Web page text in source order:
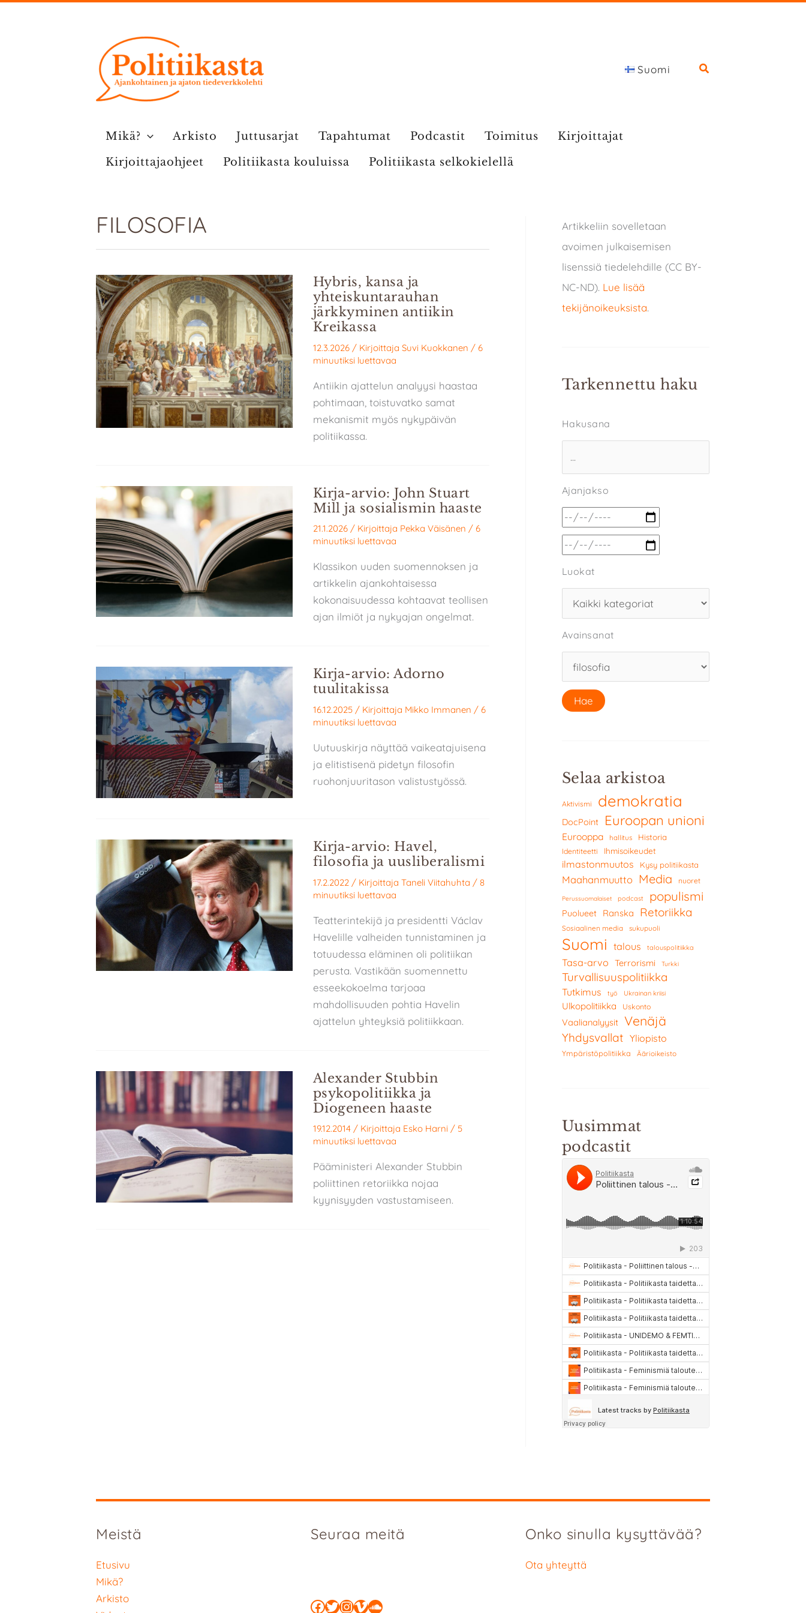
Suomi
Mikä? Arkisto Juttusarjat Tapahtumat Podcastit Toimitus
Kirjoittajat
Kirjoittajaohjeet
Politiikasta kouluissa Politiikasta selkokielellä
FILOSOFIA
Hybris, kansa ja
yhteiskuntarauhan
järkkyminen antiikin
Kreikassa
12.3.2026 / Kirjoittaja Suvi Kuokkanen / 6
minuutiksi luettavaa
Antiikin ajattelun analyysi haastaa
pohtimaan, toistuvatko samat
mekanismit myös nykypäivän
politiikassa.
Kirja-arvio: John Stuart
Mill ja sosialismin haaste
21.1.2026 / Kirjoittaja Pekka Väisänen / 6
minuutiksi luettavaa
Klassikon uuden suomennoksen ja
artikkelin ajankohtaisessa
kokonaisuudessa kohtaavat teollisen
ajan ilmiöt ja nykyajan ongelmat.
Kirja-arvio: Adorno
tuulitakissa
16.12.2025 / Kirjoittaja Mikko Immanen / 6
minuutiksi luettavaa
Uutuuskirja näyttää vaikeatajuisena
ja elitistisenä pidetyn filosofin
ruohonjuuritason valistustyössä.
Kirja-arvio: Havel,
filosofia ja uusliberalismi
17.2.2022 / Kirjoittaja Taneli Viitahuhta / 8
minuutiksi luettavaa
Teatterintekijä ja presidentti Václav
Havelille valheiden tunnistaminen ja
totuudessa eläminen oli politiikan
perusta. Vastikään suomennettu
esseekokoelma tarjoaa
mahdollisuuden pohtia Havelin
ajattelun yhteyksiä politiikkaan.
Alexander Stubbin
psykopolitiikka ja
Diogeneen haaste
19.12.2014 / Kirjoittaja Esko Harni/ 5
minuutiksi luettavaa
Pääministeri Alexander Stubbin
poliittinen retoriikka nojaa
kyynisyyden vastustamiseen.
Artikkeliin sovelletaan
avoimen julkaisemisen
lisenssiä tiedelehdille (CC BY-
NC-ND). Lue lisää
tekijänoikeuksista.
Tarkennettu haku
Hakusana
Ajanjakso
Luokat
Avainsanat
Selaa arkistoa
Aktivismi demokratia
DocPoint Euroopan unioni
Eurooppa hallitus Historia
Identiteetti Ihmisoikeudet
ilmastonmuutos Kysy politiikasta
Maahanmuutto Media nuoret
Perussuomalaiset podcast populismi
Puolueet Ranska Retoriikka
Sosiaalinen media sukupuoli
Suomi talous talouspolitiikka
Tasa-arvo Terrorismi Turkki
Turvallisuuspolitiikka
Tutkimus työ Ukrainan kriisi
Ulkopolitiikka Uskonto
Vaalianalyysit Venäjä
Yhdysvallat Yliopisto
Ympäristöpolitiikka Äärioikeisto
Uusimmat
podcastit
Meistä
Etusivu
Mikä?
Arkisto
Seuraa meitä
Facebook
Twitter
Instagram
Vimeo
SoundCloud
Onko sinulla kysyttävää?
Ota yhteyttä